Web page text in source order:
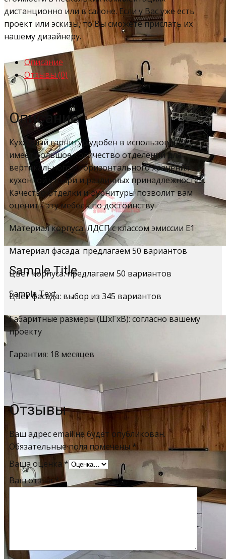
Sample Title
Sample Text
дистанционно или в салоне. Если у Вас уже есть
проект или эскизы, то Вы сможете прислать их
нашему дизайнеру.
Описание
Отзывы (0)
Описание
Кухонный гарнитур удобен в использовании –
имеет большое количество отделений для
вертикального и горизонтального хранения
кухонной утвари и различных принадлежностей.
Качество отделки и фурнитуры позволит вам
оценить эту мебель по достоинству.
Материал корпуса: ЛДСП с классом эмиссии Е1
Материал фасада: предлагаем 50 вариантов
Цвет корпуса: предлагаем 50 вариантов
Цвет фасада: выбор из 345 вариантов
Габаритные размеры (ШхГхВ): согласно вашему
проекту
Гарантия: 18 месяцев
Отзывы
Ваш адрес email не будет опубликован.
Обязательные поля помечены *
Ваша оценка*
Ваш отзыв*